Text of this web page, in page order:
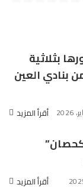
بثلاثية
بنادي العين
أقرأ المزيد
أقرأ المزيد